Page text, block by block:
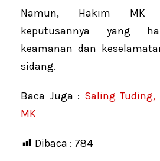
Namun, Hakim MK
keputusannya yang
keamanan dan
sidang.
Baca Juga : Saling
MK
Dibaca : 784